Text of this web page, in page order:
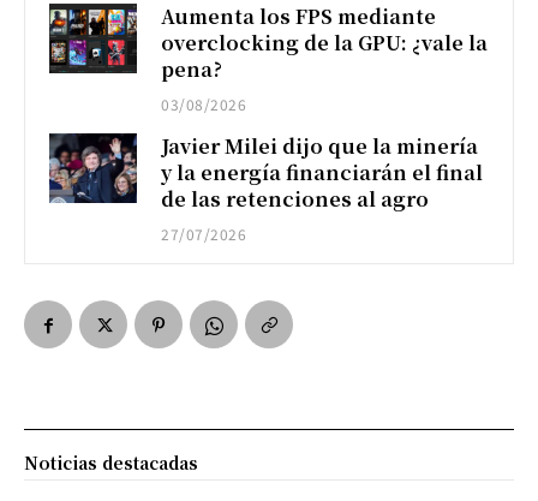
Aumenta los FPS mediante
overclocking de la GPU: ¿vale la
pena?
03/08/2026
Javier Milei dijo que la minería
y la energía financiarán el final
de las retenciones al agro
27/07/2026
Noticias destacadas